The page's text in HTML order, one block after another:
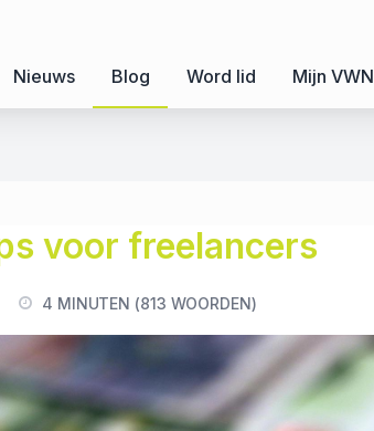
Nieuws Blog Word lid Mijn VWN
voor freelancers
4 MINUTEN (813 WOORDEN)